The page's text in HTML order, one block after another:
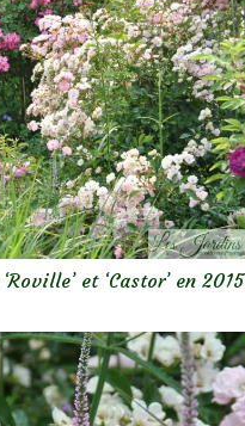
et ‘Castor’ en 2015